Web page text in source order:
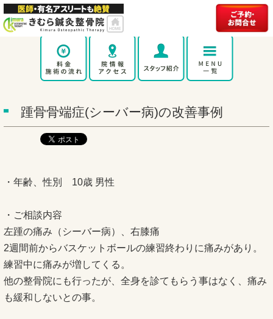
踵骨骨端症(シーバー病)の改善事例
・年齢、性別 10歳 男性
・ご相談内容
左踵の痛み（シーバー病）、右膝痛
2週間前からバスケットボールの練習終わりに痛みがあり。
練習中に痛みが増してくる。
他の整骨院にも行ったが、全身を診てもらう事はなく、痛み
も緩和しないとの事。